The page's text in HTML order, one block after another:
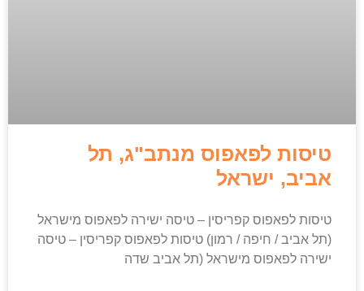
טיסות לפאפוס מנתב"ג, תל
אביב, ישראל
טיסות לפאפוס קפריסין – טיסה ישירה לפאפוס מישראל
(תל אביב / חיפה / רמון) טיסות לפאפוס קפריסין – טיסה
ישירה לפאפוס מישראל (תל אביב שדה